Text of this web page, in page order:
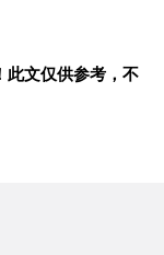
此文仅供参考，不